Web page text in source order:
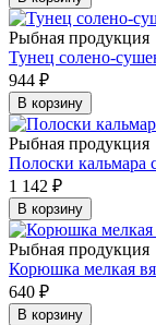
Рыбная продукция
Тунец солено-
944 ₽
В корзину
Рыбная продукция
Полоски кальмара
1 142 ₽
В корзину
Рыбная продукция
Корюшка мелкая
640 ₽
В корзину